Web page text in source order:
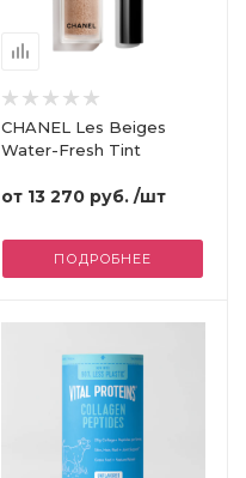
CHANEL Les Beiges
Water-Fresh Tint
от 13 270 руб. /шт
ПОДРОБНЕЕ